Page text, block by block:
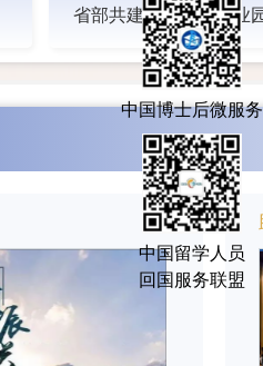
省部共建留学人员创业
中国博士后微服务
中国留学人员
回国服务联盟